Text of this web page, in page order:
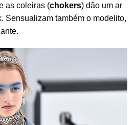
as coleiras (chokers) dão um ar
Sensualizam também o modelito,